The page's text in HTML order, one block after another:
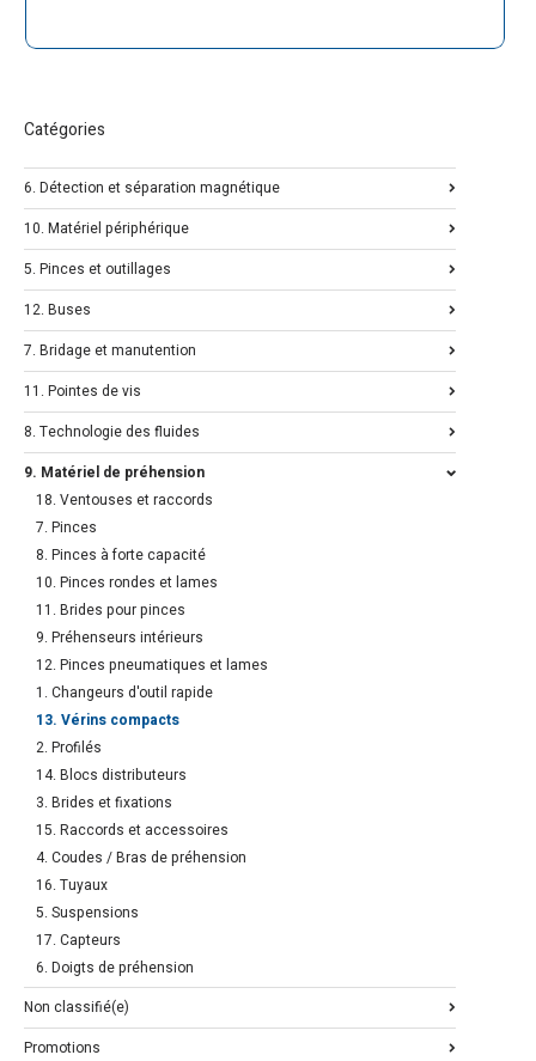
Catégories
6. Détection et séparation magnétique
10. Matériel périphérique
5. Pinces et outillages
12. Buses
7. Bridage et manutention
11. Pointes de vis
8. Technologie des fluides
9. Matériel de préhension
18. Ventouses et raccords
7. Pinces
8. Pinces à forte capacité
10. Pinces rondes et lames
11. Brides pour pinces
9. Préhenseurs intérieurs
12. Pinces pneumatiques et lames
1. Changeurs d'outil rapide
13. Vérins compacts
2. Profilés
14. Blocs distributeurs
3. Brides et fixations
15. Raccords et accessoires
4. Coudes / Bras de préhension
16. Tuyaux
5. Suspensions
17. Capteurs
6. Doigts de préhension
Non classifié(e)
Promotions